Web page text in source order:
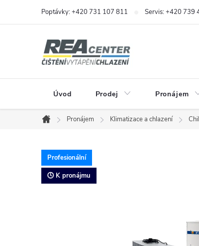
Poptávky: +420 731 107 811 Servis: +420 739
Úvod Prodej Pronájem
Domů
Pronájem Klimatizace a chlazení
Profesionální
🕓 K pronájmu